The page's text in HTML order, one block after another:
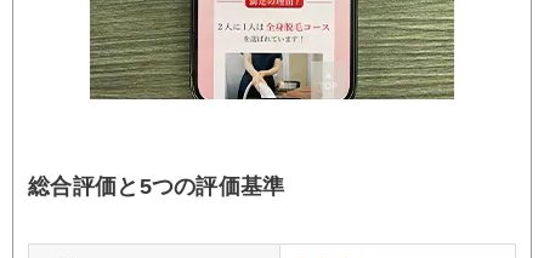
総合評価と5つの評価基準